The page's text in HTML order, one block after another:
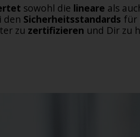
sowohl die lineare als
den Sicherheitsstandards für
zu zertifizieren und Dir zu